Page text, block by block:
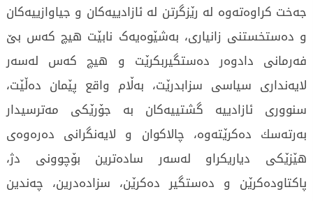
جەخت كراوەتەوە لە رێزگرتن لە ئازادییەكان و جیاوازییەكان
و دەستخستنی زانیاری، بەشێوەیەک نابێت هیچ كەس بێ‌
فەرمانی دادوەر دەستگیربكرێت و هیچ كەس لەسەر
لایەنداری سیاسی سزابدرێت، بەڵام واقع پێمان دەڵێت،
سنووری ئازادییە گشتییەكان بە جۆرێكی مەترسیدار
بەرتەسك دەكرێتەوە، چالاكوان و لایەنگرانی دەرەوەی
هێزێكی دیاریكراو لەسەر سادەترین بۆچوونی دژ،
پاكتاودەكرێن و دەستگیر دەكرێن، سزادەدرین، چەندین